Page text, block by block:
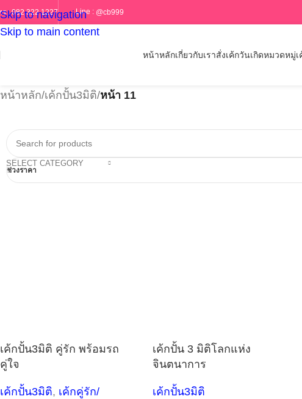
Skip to navigation
Skip to main content
ร : 082 322 1227 Line : @cb999
หน้าหลักเกี่ยวกับเราสั่งเค้กวันเกิดหมวดหมู่เ
หน้าหลัก/เค้กปั้น3มิติ/หน้า 11
SELECT CATEGORY
ช่วงราคา
เค้กปั้น3มิติ คู่รัก พร้อมรถ
คู่ใจ
เค้กปั้น3มิติ, เค้กคู่รัก/
เค้กปั้น 3 มิติโลกแห่ง
จินตนาการ
เค้กปั้น3มิติ